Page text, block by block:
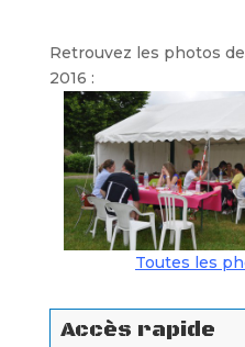
Retrouvez les photos
2016 :
Toutes les
Accès rapide